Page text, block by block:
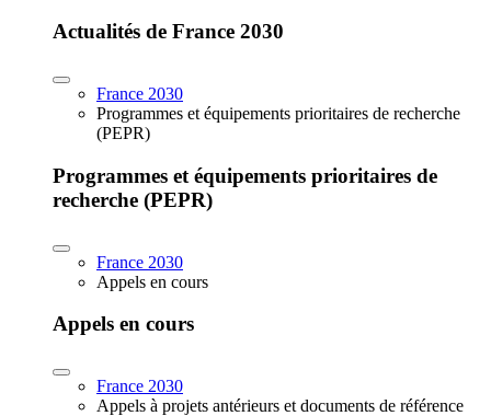
Actualités de France 2030
France 2030
Programmes et équipements prioritaires de recherche
(PEPR)
Programmes et équipements prioritaires de
recherche (PEPR)
France 2030
Appels en cours
Appels en cours
France 2030
Appels à projets antérieurs et documents de référence